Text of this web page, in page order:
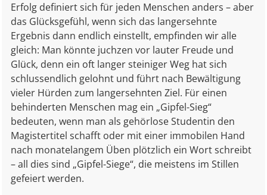
Erfolg definiert sich für jeden Menschen anders – aber
das Glücksgefühl, wenn sich das langersehnte
Ergebnis dann endlich einstellt, empfinden wir alle
gleich: Man könnte juchzen vor lauter Freude und
Glück, denn ein oft langer steiniger Weg hat sich
schlussendlich gelohnt und führt nach Bewältigung
vieler Hürden zum langersehnten Ziel. Für einen
behinderten Menschen mag ein „Gipfel-Sieg“
bedeuten, wenn man als gehörlose Studentin den
Magistertitel schafft oder mit einer immobilen Hand
nach monatelangem Üben plötzlich ein Wort schreibt
– all dies sind „Gipfel-Siege“, die meistens im Stillen
gefeiert werden.